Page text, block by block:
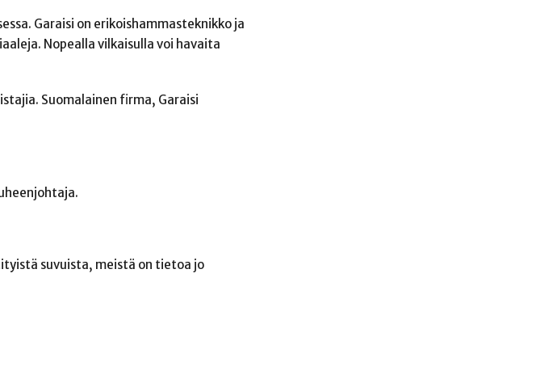
Garaisi on erikoishammasteknikko ja
Nopealla vilkaisulla voi havaita
Suomalainen firma, Garaisi
suvuista, meistä on tietoa jo